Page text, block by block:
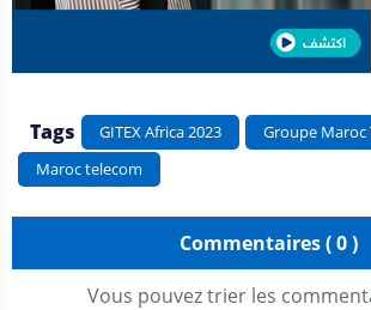
Tags GITEX Africa 2023
Groupe Maroc
Maroc telecom
Commentaires ( 0 )
Vous pouvez trier les